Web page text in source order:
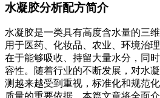
水凝胶分析配方简介
水凝胶是一类具有高度含水量的三
用于医药、化妆品、农业、环境治
在于能够吸收、持留大量水分，同
容性。随着行业的不断发展，对水
测越来越受到重视，标准化和规范